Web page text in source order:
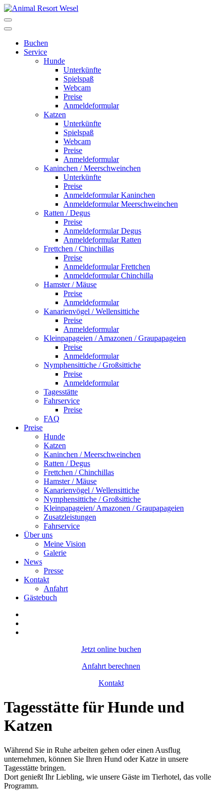
Buchen
Service
Hunde
Unterkünfte
Spielspaß
Webcam
Preise
Anmeldeformular
Katzen
Unterkünfte
Spielspaß
Webcam
Preise
Anmeldeformular
Kaninchen / Meerschweinchen
Unterkünfte
Preise
Anmeldeformular Kaninchen
Anmeldeformular Meerschweinchen
Ratten / Degus
Preise
Anmeldeformular Degus
Anmeldeformular Ratten
Frettchen / Chinchillas
Preise
Anmeldeformular Frettchen
Anmeldeformular Chinchilla
Hamster / Mäuse
Preise
Anmeldeformular
Kanarienvögel / Wellensittiche
Preise
Anmeldeformular
Kleinpapageien / Amazonen / Graupapageien
Preise
Anmeldeformular
Nymphensittiche / Großsittiche
Preise
Anmeldeformular
Tagesstätte
Fahrservice
Preise
FAQ
Preise
Hunde
Katzen
Kaninchen / Meerschweinchen
Ratten / Degus
Frettchen / Chinchillas
Hamster / Mäuse
Kanarienvögel / Wellensittiche
Nymphensittiche / Großsittiche
Kleinpapageien/ Amazonen / Graupapageien
Zusatzleistungen
Fahrservice
Über uns
Meine Vision
Galerie
News
Presse
Kontakt
Anfahrt
Gästebuch
Jetzt online buchen
Anfahrt berechnen
Kontakt
Tagesstätte für Hunde und
Katzen
Während Sie in Ruhe arbeiten gehen oder einen Ausflug
unternehmen, können Sie Ihren Hund oder Katze in unsere
Tagesstätte bringen.
Dort genießt Ihr Liebling, wie unsere Gäste im Tierhotel, das volle
Programm.